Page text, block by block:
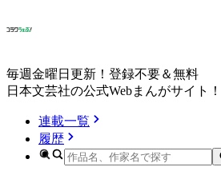
毎週金曜日更新！登録不要＆無料
日本文芸社の公式Webまんがサイト！
連載一覧
履歴